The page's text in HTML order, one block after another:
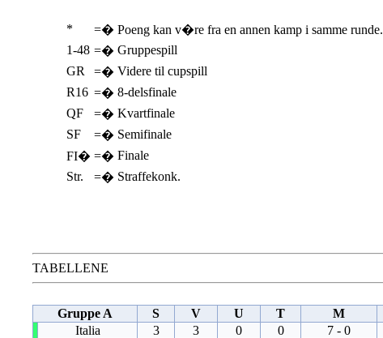
* =� Poeng kan v�re fra en annen kamp i samme runde.
1-48 =� Gruppespill
GR
=� Videre til cupspill
R16 =� 8-delsfinale
QF
=� Kvartfinale
SF
=� Semifinale
FI� =� Finale
Str.
=� Straffekonk.
TABELLENE
Gruppe A S V U T M
Italia
3 3 0 0 7 - 0